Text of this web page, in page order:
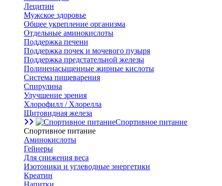
Лецитин
Мужское здоровье
Общее укрепление организма
Отдельные аминокислоты
Поддержка печени
Поддержка почек и мочевого пузыря
Поддержка предстательной железы
Полиненасыщенные жирные кислоты
Система пищеварения
Спирулина
Улучшение зрения
Хлорофилл / Хлорелла
Щитовидная железа
Спортивное питание
Спортивное питание
Аминокислоты
Гейнеры
Для снижения веса
Изотоники и углеводные энергетики
Креатин
Напитки